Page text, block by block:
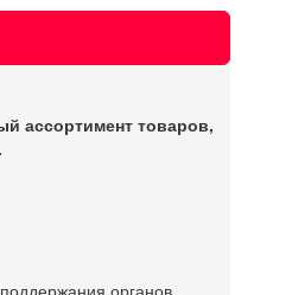
ассортимент товаров,
органов